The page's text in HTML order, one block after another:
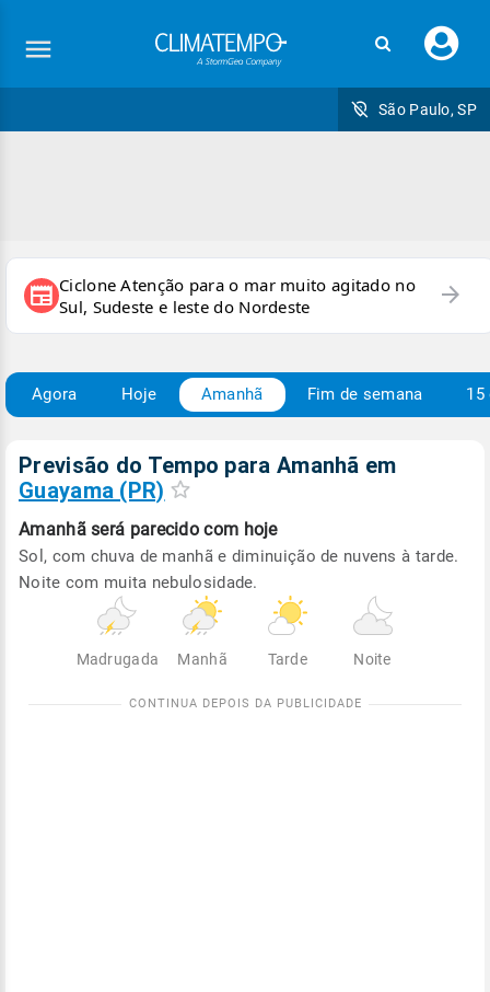
seu
São Paulo, SP
newspaper Ciclone Atenção para o mar muito agitado no
Sul, Sudeste e leste do Nordeste
arrow_forward
Agora Hoje Amanhã Fim de semana 15
Previsão do Tempo para Amanhã em
Guayama (PR)
Amanhã será parecido com hoje
Sol, com chuva de manhã e diminuição de nuvens à tarde.
Noite com muita nebulosidade.
Madrugada Manhã Tarde Noite